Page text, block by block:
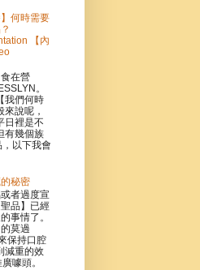
】何時需要
【內
在營
。
我們何時
說呢，
日裡是不
有幾個族
以下我會
秘密
者過度宣
品】已經
事情了。
莫過
保持口腔
減重的效
噱頭。